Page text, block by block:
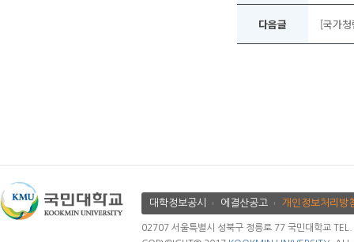
다음글 [국가
대학정보공시 에결산공고 개인정보처리방
02707 서울특별시 성북구 정릉로 77 국민대학교